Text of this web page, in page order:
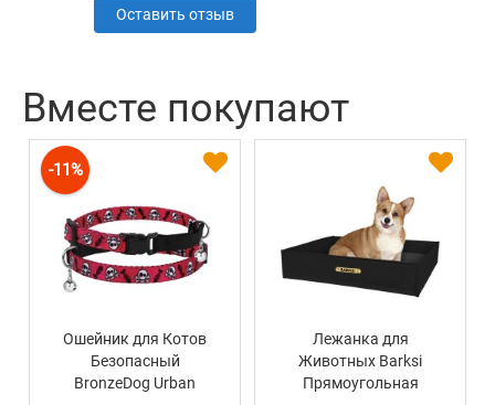
Оставить отзыв
Вместе покупают
-11%
Ошейник для Котов
Безопасный
BronzeDog Urban
Лежанка для
Животных Barksi
Прямоугольная